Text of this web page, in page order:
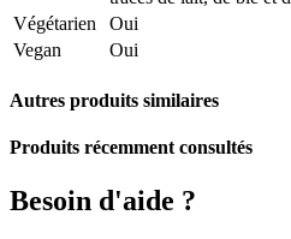
Végétarien
Oui
Vegan
Oui
Autres produits similaires
Produits récemment consultés
Besoin d'aide ?